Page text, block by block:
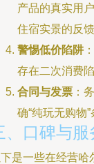
产品的真实用
住宿实景的反馈
警惕低价陷阱
存在二次消费陷
合同与发票 ：
确“纯玩无购物
、口碑与
是一些在经营哈